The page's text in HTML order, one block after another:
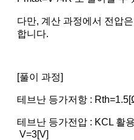
다만, 계산 과정에서 전압
합니다.
[풀이 과정]
테브난 등가저항 :
테브난 등가전압 : KCL 활
V=3[V]